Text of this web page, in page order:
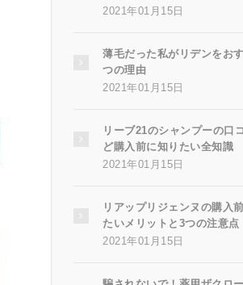
2021年01月15日
薄毛だった私がリデンをお
つの理由
2021年01月15日
リーブ21のシャンプーの口
ど購入前に知りたい全知識
2021年01月15日
リアップリジェンヌの購入
たいメリットと3つの注意点
2021年01月15日